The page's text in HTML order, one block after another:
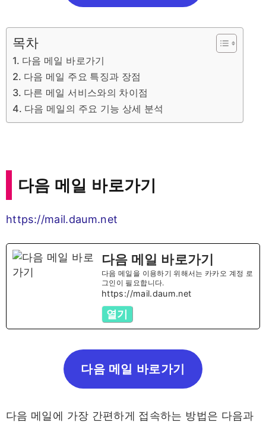
목차
다음 메일 바로가기
다음 메일 주요 특징과 장점
다른 메일 서비스와의 차이점
다음 메일의 주요 기능 상세 분석
다음 메일 바로가기
https://mail.daum.net
다음 메일 바로가기
다음 메일을 이용하기 위해서는 카카오 계정 로
그인이 필요합니다.
https://mail.daum.net
열기
다음 메일 바로가기
다음 메일에 가장 간편하게 접속하는 방법은 다음과